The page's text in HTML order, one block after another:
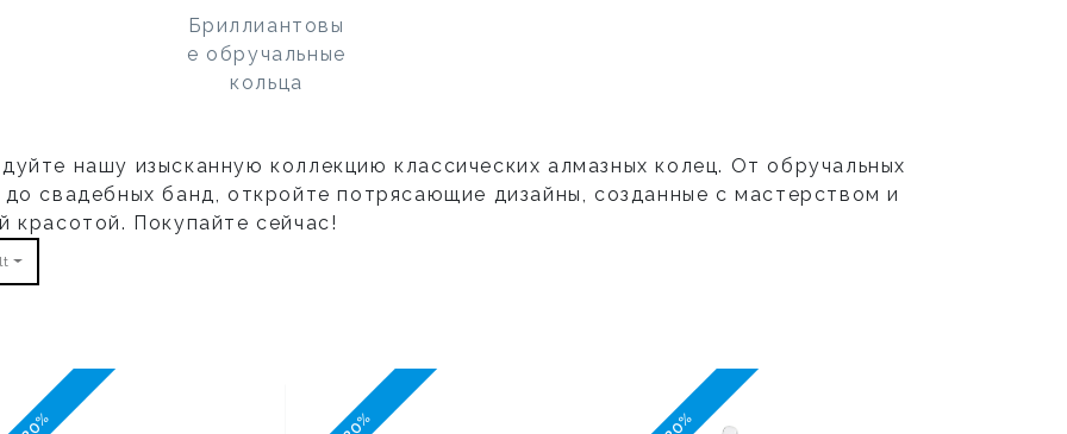
Бриллиантовы
е обручальные
кольца
нашу изысканную коллекцию классических алмазных колец. От обручальных
до свадебных банд, откройте потрясающие дизайны, созданные с мастерством и
красотой. Покупайте сейчас!